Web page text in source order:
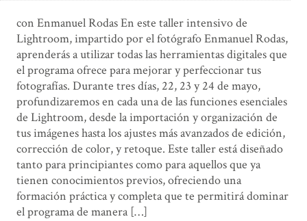
con Enmanuel Rodas En este taller intensivo de
Lightroom, impartido por el fotógrafo Enmanuel Rodas,
aprenderás a utilizar todas las herramientas digitales que
el programa ofrece para mejorar y perfeccionar tus
fotografías. Durante tres días, 22, 23 y 24 de mayo,
profundizaremos en cada una de las funciones esenciales
de Lightroom, desde la importación y organización de
tus imágenes hasta los ajustes más avanzados de edición,
corrección de color, y retoque. Este taller está diseñado
tanto para principiantes como para aquellos que ya
tienen conocimientos previos, ofreciendo una
formación práctica y completa que te permitirá dominar
el programa de manera […]